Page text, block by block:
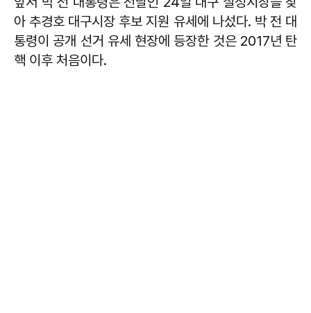
아 추경호 대구시장 후보 지원 유세에 나섰다. 박 전 대
통령이 공개 선거 유세 현장에 등장한 것은 2017년 탄
핵 이후 처음이다.